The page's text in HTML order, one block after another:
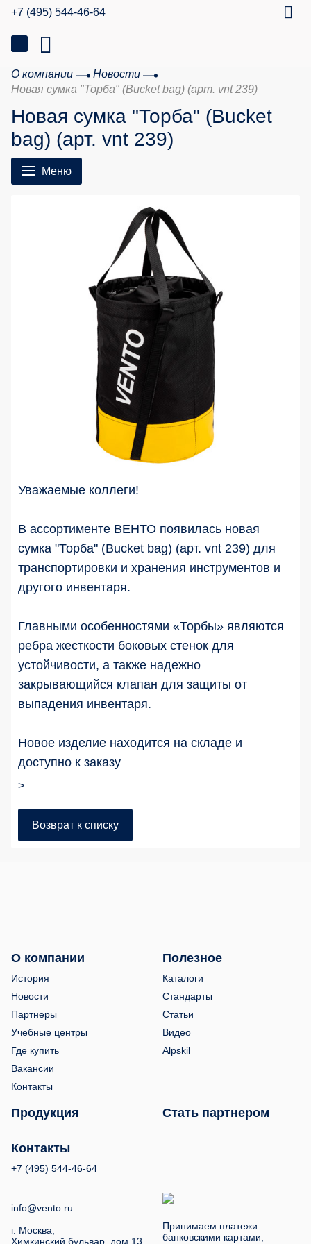
+7 (495) 544-46-64
О компании
Новости
Новая сумка "Торба" (Bucket bag) (арт. vnt 239)
Новая сумка "Торба" (Bucket
bag) (арт. vnt 239)
Меню
Уважаемые коллеги!
В ассортименте ВЕНТО появилась новая
сумка "Торба" (Bucket bag) (арт. vnt 239) для
транспортировки и хранения инструментов и
другого инвентаря.
Главными особенностями «Торбы» являются
ребра жесткости боковых стенок для
устойчивости, а также надежно
закрывающийся клапан для защиты от
выпадения инвентаря.
Новое изделие находится на складе и
доступно к заказу
>
Возврат к списку
О компании
История
Новости
Партнеры
Учебные центры
Где купить
Вакансии
Контакты
Полезное
Каталоги
Стандарты
Статьи
Видео
Alpskil
Продукция Стать партнером
Контакты
+7 (495) 544-46-64
info@vento.ru
г. Москва,
Химкинский бульвар, дом 13.
Принимаем платежи
банковскими картами,